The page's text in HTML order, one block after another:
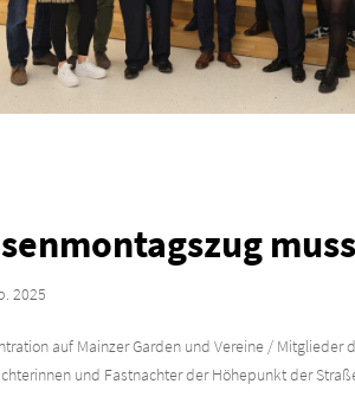
2025
auf Mainzer Garden und Vereine /
und Fastnachter der Höhepunkt der